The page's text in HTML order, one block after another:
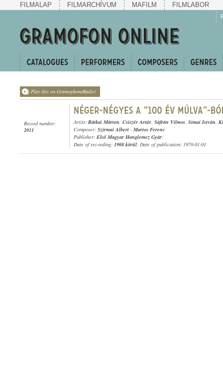
FILMALAP FILMARCHÍVUM MAFILM FILMLABOR
Play this on GramophoneRadio!
Record number:
2011
Artist: Rátkai Márton, Csiszér Artúr, Sáfrán Vilmos, Simai István,
Composer: Szirmai Albert - Martos Ferenc
Publisher: Első Magyar Hanglemez Gyár;
Date of recording: 1908 körül; Date of publication: 1970-01-01